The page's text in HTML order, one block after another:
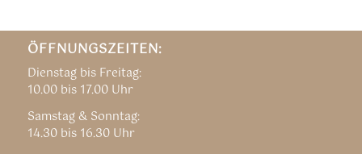
ÖFFNUNGSZEITEN:
Dienstag bis Freitag:
10.00 bis 17.00 Uhr
Samstag & Sonntag:
14.30 bis 16.30 Uhr